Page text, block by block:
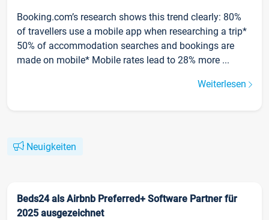
Booking.com’s research shows this trend clearly: 80%
of travellers use a mobile app when researching a trip*
50% of accommodation searches and bookings are
made on mobile* Mobile rates lead to 28% more ...
Weiterlesen
Neuigkeiten
Beds24 als Airbnb Preferred+ Software Partner für
2025 ausgezeichnet